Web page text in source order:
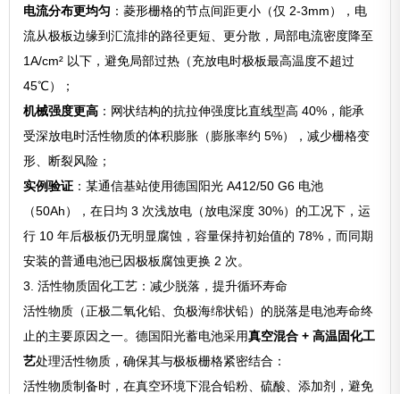
电流分布更均匀 ：菱形栅格的节点间距更小（仅 2-3mm），电
流从极板边缘到汇流排的路径更短、更分散，局部电流密度降至
1A/cm² 以下，避免局部过热（充放电时极板最高温度不超过
45℃）；
机械强度更高 ：网状结构的抗拉伸强度比直线型高 40%，能承
受深放电时活性物质的体积膨胀（膨胀率约 5%），减少栅格变
形、断裂风险；
实例验证 ：某通信基站使用德国阳光 A412/50 G6 电池
（50Ah），在日均 3 次浅放电（放电深度 30%）的工况下，运
行 10 年后极板仍无明显腐蚀，容量保持初始值的 78%，而同期
安装的普通电池已因极板腐蚀更换 2 次。
3. 活性物质固化工艺：减少脱落，提升循环寿命
活性物质（正极二氧化铅、负极海绵状铅）的脱落是电池寿命终
止的主要原因之一。德国阳光蓄电池采用真空混合 + 高温固化工
艺处理活性物质，确保其与极板栅格紧密结合：
活性物质制备时，在真空环境下混合铅粉、硫酸、添加剂，避免